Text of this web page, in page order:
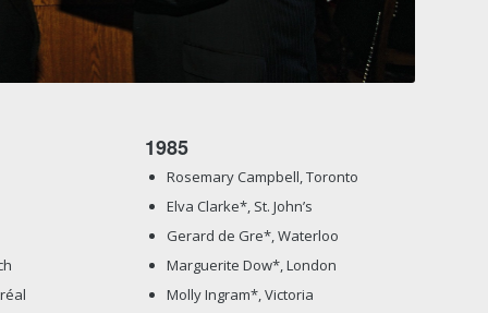
1985
Rosemary Campbell, Toronto
Elva Clarke*, St. John’s
Gerard de Gre*, Waterloo
Marguerite Dow*, London
Molly Ingram*, Victoria